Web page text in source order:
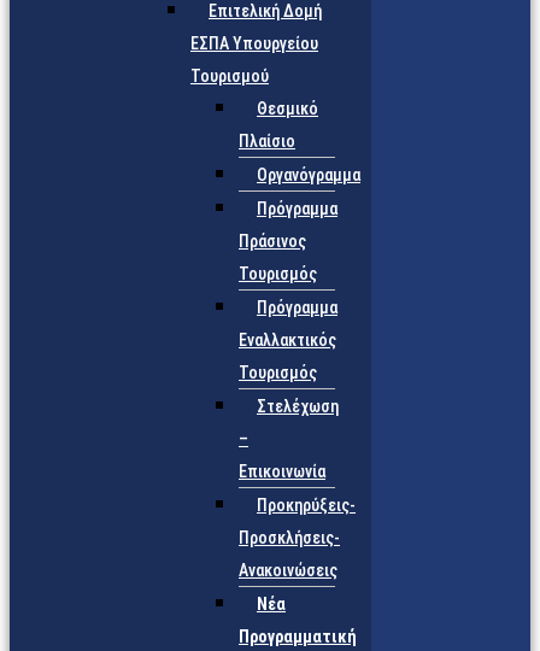
Επιτελική Δομή
ΕΣΠΑ Υπουργείου
Τουρισμού
Θεσμικό
Πλαίσιο
Οργανόγραμμα
Πρόγραμμα
Πράσινος
Τουρισμός
Πρόγραμμα
Εναλλακτικός
Τουρισμός
Στελέχωση
–
Επικοινωνία
Προκηρύξεις-
Προσκλήσεις-
Ανακοινώσεις
Νέα
Προγραμματική